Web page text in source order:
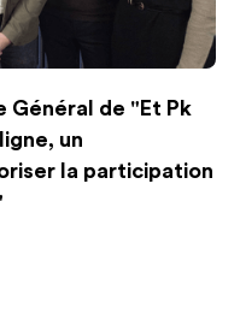
Général de "Et Pk
un
la participation